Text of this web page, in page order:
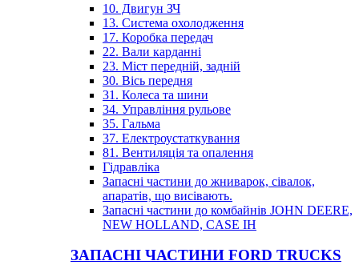
10. Двигун ЗЧ
13. Система охолодження
17. Коробка передач
22. Вали карданні
23. Міст передній, задній
30. Вісь передня
31. Колеса та шини
34. Управління рульове
35. Гальма
37. Електроустаткування
81. Вентиляція та опалення
Гідравліка
Запасні частини до жниварок, сівалок,
апаратів, що висівають.
Запасні частини до комбайнів JOHN DEERE,
NEW HOLLAND, CASE IH
ЗАПАСНІ ЧАСТИНИ FORD TRUCKS